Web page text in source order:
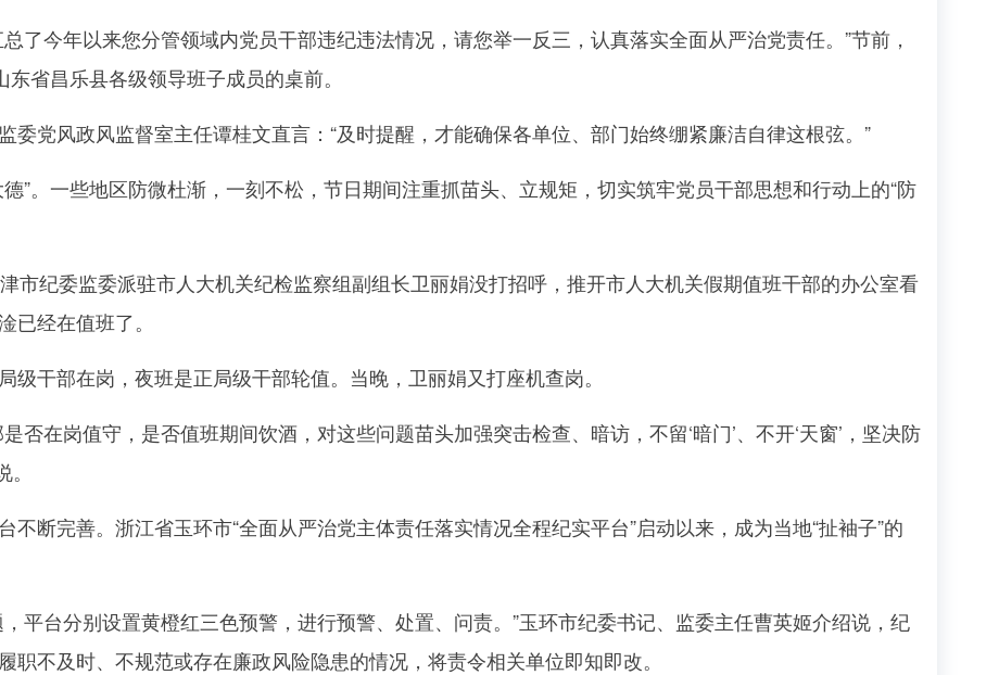
今年以来您分管领域内党员干部违纪违法情况，请您举一反三，认真落实全面从严治党责任。”节前，
东省昌乐县各级领导班子成员的桌前。
党风政风监督室主任谭桂文直言：“及时提醒，才能确保各单位、部门始终绷紧廉洁自律这根弦。”
。一些地区防微杜渐，一刻不松，节日期间注重抓苗头、立规矩，切实筑牢党员干部思想和行动上的“防
纪委监委派驻市人大机关纪检监察组副组长卫丽娟没打招呼，推开市人大机关假期值班干部的办公室看
已经在值班了。
干部在岗，夜班是正局级干部轮值。当晚，卫丽娟又打座机查岗。
在岗值守，是否值班期间饮酒，对这些问题苗头加强突击检查、暗访，不留‘暗门’、不开‘天窗’，坚决防
断完善。浙江省玉环市“全面从严治党主体责任落实情况全程纪实平台”启动以来，成为当地“扯袖子”的
台分别设置黄橙红三色预警，进行预警、处置、问责。”玉环市纪委书记、监委主任曹英姬介绍说，纪
职不及时、不规范或存在廉政风险隐患的情况，将责令相关单位即知即改。